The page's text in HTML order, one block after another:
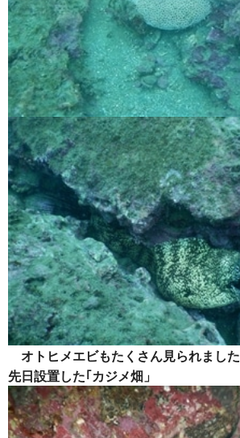
オトヒメエビもたくさん見られまし
先日設置した｢カジメ畑」